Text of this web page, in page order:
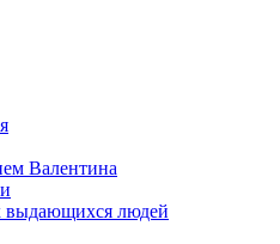
Валентина
выдающихся людей